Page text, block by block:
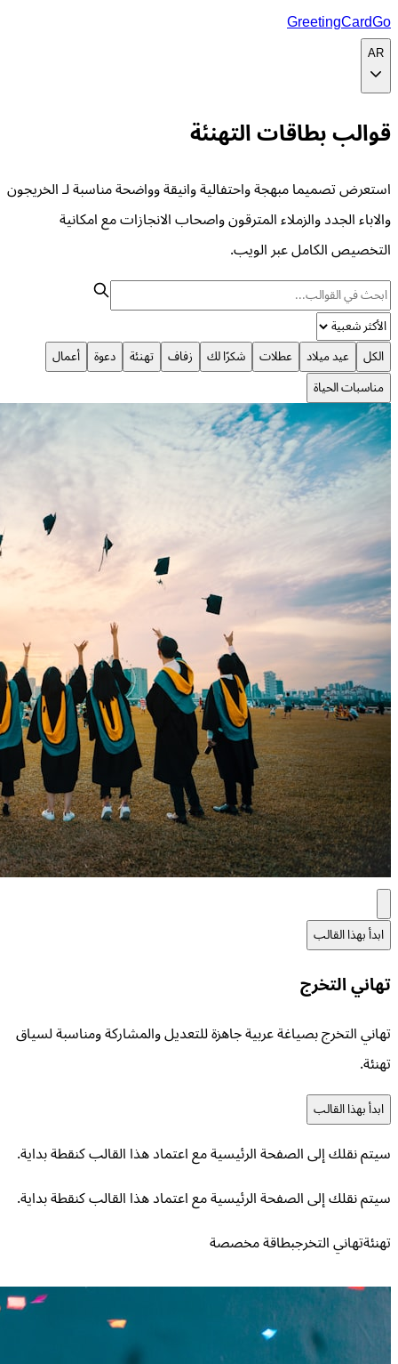
GreetingCardGo
AR
قوالب بطاقات التهنئة
استعرض تصميما مبهجة واحتفالية وانيقة وواضحة مناسبة لـ الخريجون
والاباء الجدد والزملاء المترقون واصحاب الانجازات مع امكانية
التخصيص الكامل عبر الويب.
الكل عيد ميلاد عطلات شكرًا لك زفاف تهنئة دعوة أعمال
مناسبات الحياة
ابدأ بهذا القالب
تهاني التخرج
تهاني التخرج بصياغة عربية جاهزة للتعديل والمشاركة ومناسبة لسياق
تهنئة.
ابدأ بهذا القالب
سيتم نقلك إلى الصفحة الرئيسية مع اعتماد هذا القالب كنقطة بداية.
سيتم نقلك إلى الصفحة الرئيسية مع اعتماد هذا القالب كنقطة بداية.
تهنئةتهاني التخرجبطاقة مخصصة